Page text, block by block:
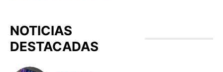
NOTICIAS
DESTACADAS